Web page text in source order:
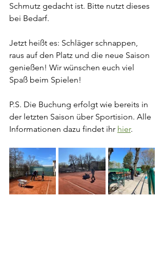
Schmutz gedacht ist. Bitte nutzt dieses
bei Bedarf.
Jetzt heißt es: Schläger schnappen,
raus auf den Platz und die neue Saison
genießen! Wir wünschen euch viel
Spaß beim Spielen!
P.S. Die Buchung erfolgt wie bereits in
der letzten Saison über Sportision. Alle
Informationen dazu findet ihr hier.